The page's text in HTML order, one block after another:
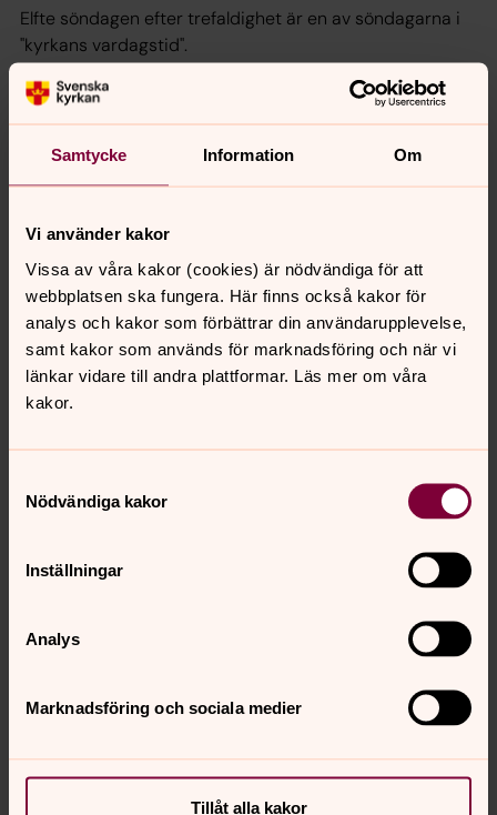
Samtycke Information Om
Vi använder kakor
Vissa av våra kakor (cookies) är nödvändiga för att
webbplatsen ska fungera. Här finns också kakor för
analys och kakor som förbättrar din användarupplevelse,
samt kakor som används för marknadsföring och när vi
länkar vidare till andra plattformar. Läs mer om våra
kakor.
Nödvändiga kakor
Inställningar
Analys
Marknadsföring och sociala medier
Tillåt alla kakor
Elfte söndagen efter trefaldighet är en av söndagarna i
"kyrkans vardagstid".
Tema
Tro och liv
Liturgisk färg
Altardekoration
På altaret står två ljus samt blommor i blandade färger
Gammaltestamentlig
Evangelium
Psaltarpsalm
Kyrkoårets bibeltexter